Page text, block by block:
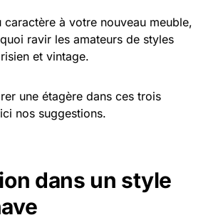
caractère à votre nouveau meuble,
ravir les amateurs de styles
et vintage.
une étagère dans ces trois
nos suggestions.
dans un style